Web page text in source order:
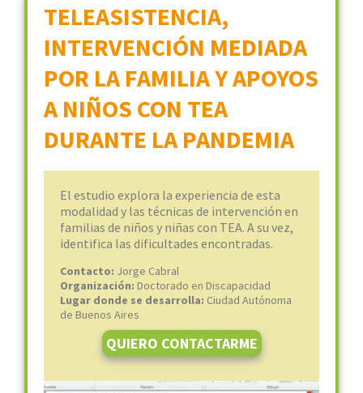
TELEASISTENCIA,
INTERVENCIÓN MEDIADA
POR LA FAMILIA Y APOYOS
A NIÑOS CON TEA
DURANTE LA PANDEMIA
El estudio explora la experiencia de esta
modalidad y las técnicas de intervención en
familias de niños y niñas con TEA. A su vez,
identifica las dificultades encontradas.
Contacto: Jorge Cabral
Organización: Doctorado en Discapacidad
Lugar donde se desarrolla: Ciudad Autónoma
de Buenos Aires
QUIERO CONTACTARME